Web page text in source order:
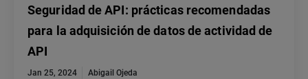
Seguridad de API: prácticas recomendadas
para la adquisición de datos de actividad de
API
Jan 25, 2024
Abigail Ojeda